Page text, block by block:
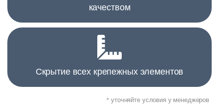
качеством
Скрытие всех крепежных элементов
* уточняйте условия у менеджеров